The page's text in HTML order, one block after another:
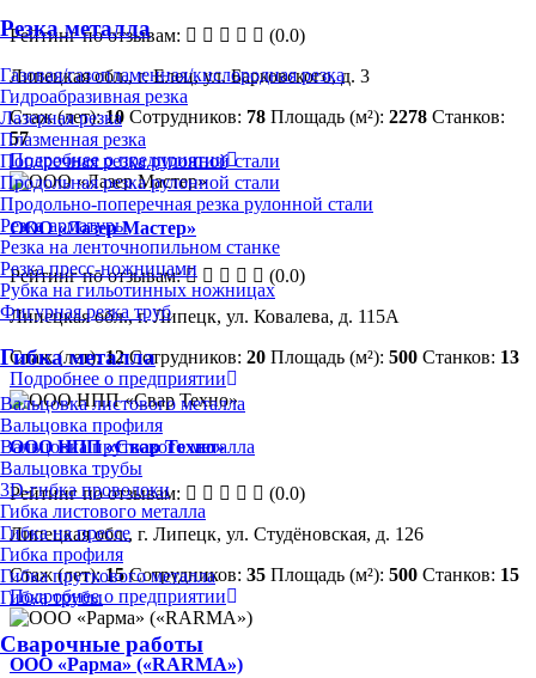
Резка металла
Газовая/газопламенная/кислородная резка
Гидроабразивная резка
Лазерная резка
Плазменная резка
Поперечная резка рулонной стали
Продольная резка рулонной стали
Продольно-поперечная резка рулонной стали
Резка арматуры
Резка на ленточнопильном станке
Резка пресс-ножницами
Рубка на гильотинных ножницах
Фигурная резка труб
Гибка металла
Вальцовка листового металла
Вальцовка профиля
Вальцовка пруткового металла
Вальцовка трубы
3D-гибка проволоки
Гибка листового металла
Гибка на прессе
Гибка профиля
Гибка пруткового металла
Гибка трубы
Сварочные работы
Рейтинг по отзывам:
(0.0)
Липецкая обл., г. Елец, ул. Барковского, д. 3
Стаж (лет):10 Сотрудников: 78 Площадь (м²): 2278 Станков:
57
Подробнее о предприятии
ООО «Лазер Мастер»
Рейтинг по отзывам:
(0.0)
Липецкая обл., г. Липецк, ул. Ковалева, д. 115А
Стаж (лет):12 Сотрудников: 20 Площадь (м²): 500 Станков: 13
Подробнее о предприятии
ООО НПП «Свар Техно»
Рейтинг по отзывам:
(0.0)
Липецкая обл., г. Липецк, ул. Студёновская, д. 126
Стаж (лет):15 Сотрудников: 35 Площадь (м²): 500 Станков: 15
Подробнее о предприятии
ООО «Рарма» («RARMA»)